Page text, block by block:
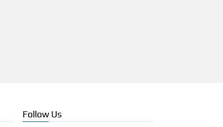
Follow Us